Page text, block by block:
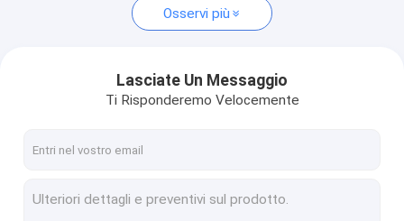
Osservi più
Lasciate Un Messaggio
Ti Risponderemo Velocemente